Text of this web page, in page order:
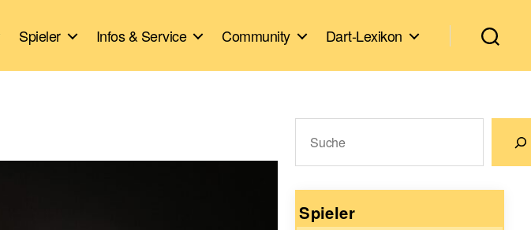
Spieler Infos & Service Community Dart-Lexikon
Spieler